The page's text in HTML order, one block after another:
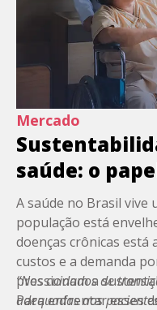
Mercado
saúde: o
transição
desafios
A saúde no Brasil vive
população está
doenças crônicas está
custos e a demanda
pressionam a
Para enfrentar esses
“Nos cuidados de
adequadas aos